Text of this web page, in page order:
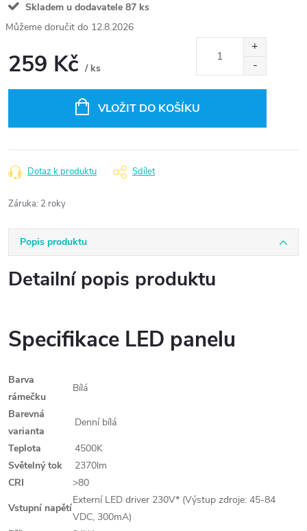
Skladem u dodavatele 87 ks
12.8.2026
259 Kč / ks
VLOŽIT DO KOŠÍKU
Dotaz k produktu Sdílet
Záruka: 2 roky
Popis produktu
Detailní popis produktu
Specifikace LED panelu
Barva
rámečku
Bílá
Barevná
varianta
Denní bílá
Teplota
4500K
Světelný tok
2370lm
CRI
>80
Vstupní napětí
Externí LED driver 230V* (Výstup zdroje: 45-84
VDC, 300mA)